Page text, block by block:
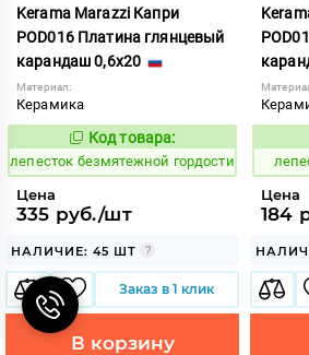
Kerama Marazzi Капри
POD016 Платина глянцевый
карандаш 0,6x20
Материал:
Керамика
859893
Код товара:
лепесток безмятежной гордости
Цена
335 руб./шт
НАЛИЧИЕ: 45 ШТ
Заказ в 1 клик
В корзину
Цена
184